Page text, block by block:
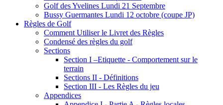
Golf des Yvelines Lundi 21 Septembre
Bussy Guermantes Lundi 12 octobre (coupe JP)
Règles de Golf
Comment Utiliser le Livret des Règles
Condensé des règles du golf
Sections
Section I –Etiquette - Comportement sur le
terrain
Sections II - Définitions
Section III - Les Règles du jeu
Appendices